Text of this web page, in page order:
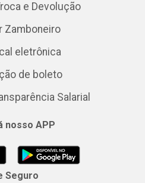
e Devolução
Zamboneiro
eletrônica
de boleto
Salarial
nosso APP
Seguro